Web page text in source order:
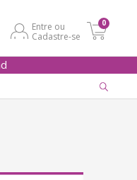
Entre ou
Cadastre-se
0